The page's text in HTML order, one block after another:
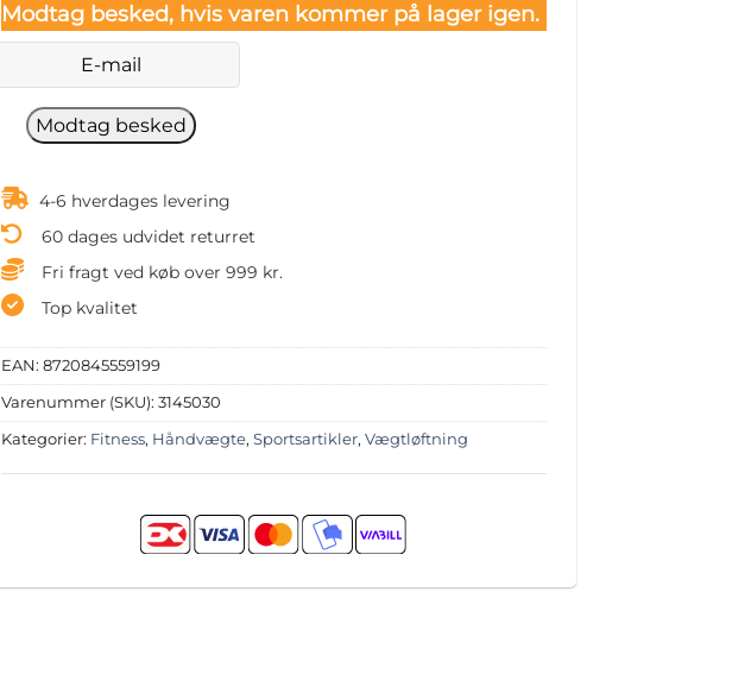
Modtag besked, hvis varen kommer på lager igen.
4-6 hverdages levering
60 dages udvidet returret
Fri fragt ved køb over 999 kr.
Top kvalitet
EAN: 8720845559199
Varenummer (SKU): 3145030
Kategorier: Fitness, Håndvægte, Sportsartikler, Vægtløftning